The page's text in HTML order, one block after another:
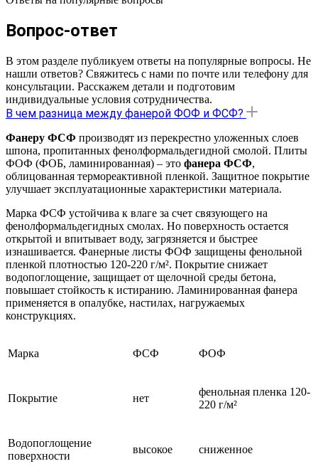
Вопрос-ответ
В этом разделе публикуем ответы на популярные вопросы. Не
нашли ответов? Свяжитесь с нами по почте или телефону для
консультации. Расскажем детали и подготовим
индивидуальные условия сотрудничества.
В чем разница между фанерой ФОФ и ФСФ?
Фанеру ФСФ производят из перекрестно уложенных слоев
шпона, пропитанных фенолформальдегидной смолой. Плиты
ФОФ (ФОБ, ламинированная) – это фанера ФСФ,
облицованная термореактивной пленкой. Защитное покрытие
улучшает эксплуатационные характеристики материала.
Марка ФСФ устойчива к влаге за счет связующего на
фенолформальдегидных смолах. Но поверхность остается
открытой и впитывает воду, загрязняется и быстрее
изнашивается. Фанерные листы ФОФ защищены фенольной
пленкой плотностью 120-220 г/м². Покрытие снижает
водопоглощение, защищает от щелочной среды бетона,
повышает стойкость к истиранию. Ламинированная фанера
применяется в опалубке, настилах, нагружаемых
конструкциях.
Марка ФСФ ФОФ
Покрытие нет
фенольная пленка 120-
220 г/м²
Водопоглощение
поверхности
высокое сниженное